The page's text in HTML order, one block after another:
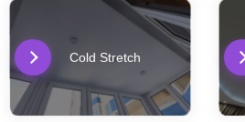
Cold Stretch